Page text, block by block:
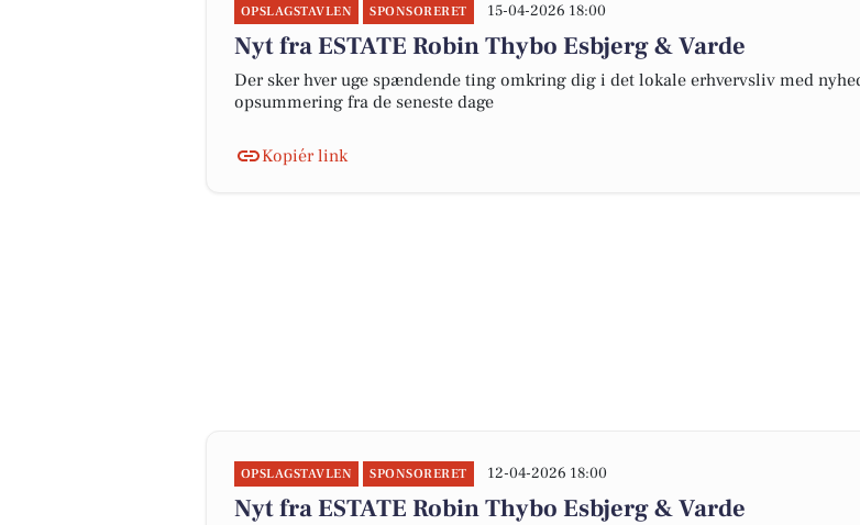
OPSLAGSTAVLEN SPONSORERET 15-04-2026 18:00
Nyt fra ESTATE Robin Thybo Esbjerg & Varde
Der sker hver uge spændende ting omkring dig i det lokale erhvervsliv med
opsummering fra de seneste dage
Kopiér link
OPSLAGSTAVLEN SPONSORERET 12-04-2026 18:00
Nyt fra ESTATE Robin Thybo Esbjerg & Varde